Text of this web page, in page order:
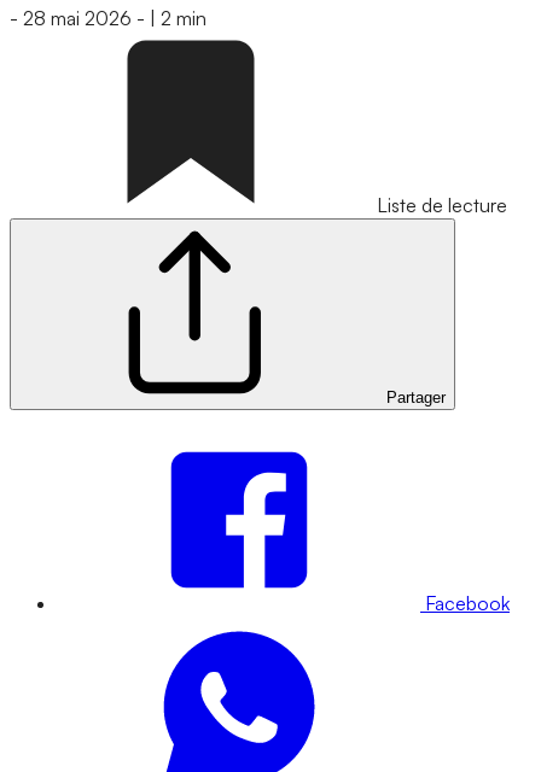
- 28 mai 2026 - 2 min
Liste de lecture
Partager
Facebook